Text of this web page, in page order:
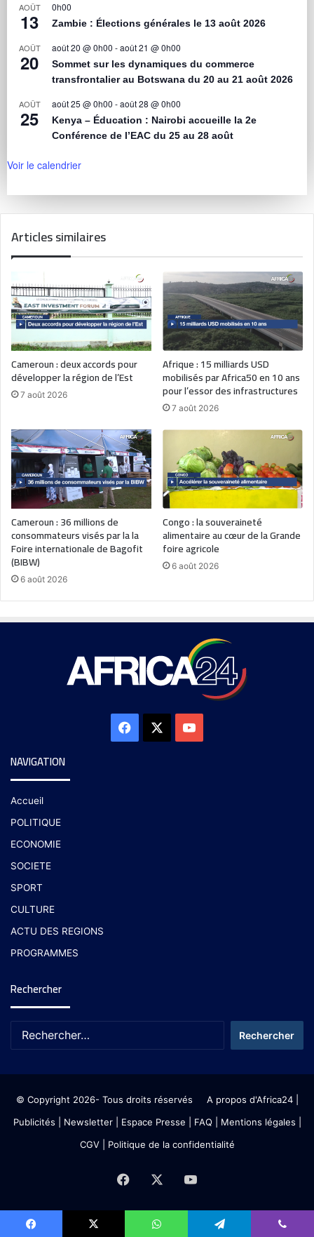
AOÛT
13
0h00
Zambie : Élections générales le 13 août 2026
AOÛT
20
août 20 @ 0h00 -août 21 @ 0h00
Sommet sur les dynamiques du commerce
transfrontalier au Botswana du 20 au 21 août 2026
AOÛT
25
août 25 @ 0h00 -août 28 @ 0h00
Kenya – Éducation : Nairobi accueille la 2e
Conférence de l’EAC du 25 au 28 août
Voir le calendrier
Articles similaires
Cameroun : deux accords pour
développer la région de l’Est
7 août 2026
Afrique : 15 milliards USD
mobilisés par Africa50 en 10 ans
pour l’essor des infrastructures
7 août 2026
Cameroun : 36 millions de
consommateurs visés par la la
Foire internationale de Bagofit
(BIBW)
6 août 2026
Congo : la souveraineté
alimentaire au cœur de la Grande
foire agricole
6 août 2026
NAVIGATION
Accueil
POLITIQUE
ECONOMIE
SOCIETE
SPORT
CULTURE
ACTU DES REGIONS
PROGRAMMES
Rechercher
© Copyright 2026- Tous droits réservés A propos d'Africa24|
Publicités
Newsletter| Espace Presse | FAQ | Mentions légales
CGV| Politique de la confidentialité